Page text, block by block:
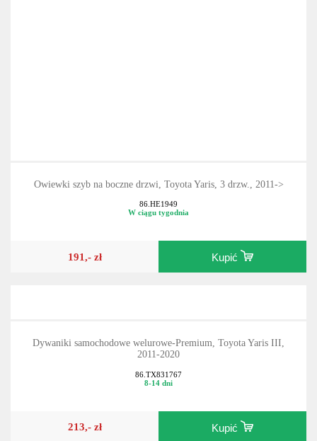
Owiewki szyb na boczne drzwi, Toyota Yaris, 3 drzw., 2011->
86.HE1949
W ciągu tygodnia
191,- zł Kupić
Dywaniki samochodowe welurowe-Premium, Toyota Yaris III,
2011-2020
86.TX831767
8-14 dni
213,- zł Kupić